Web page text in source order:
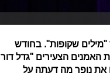
שקופות". בחודש
הצעירים "גדל דור
את נופר מה דעתה על